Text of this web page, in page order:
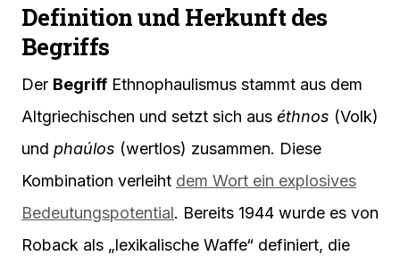
Definition und Herkunft des
Begriffs
Der Begriff Ethnophaulismus stammt aus dem
Altgriechischen und setzt sich aus éthnos (Volk)
und phaúlos (wertlos) zusammen. Diese
Kombination verleiht dem Wort ein explosives
Bedeutungspotential. Bereits 1944 wurde es von
Roback als „lexikalische Waffe“ definiert, die